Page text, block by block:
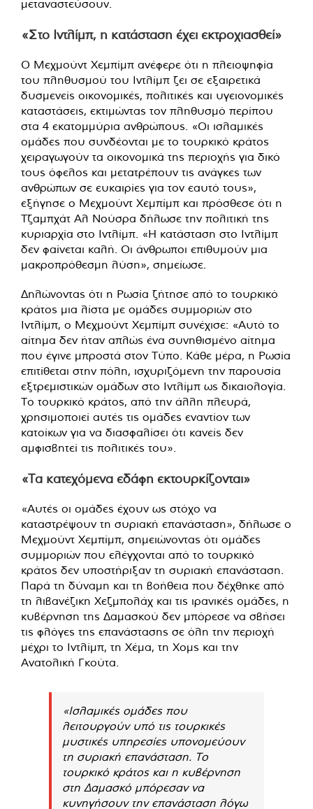
μεταναστεύσουν.
«Στο Ιντλίμπ, η κατάσταση έχει εκτροχιασθεί»
Ο Μεχμούντ Χεμπίμπ ανέφερε ότι η πλειοψηφία
του πληθυσμού του Ιντλίμπ ζει σε εξαιρετικά
δυσμενείς οικονομικές, πολιτικές και υγειονομικές
καταστάσεις, εκτιμώντας τον πληθυσμό περίπου
στα 4 εκατομμύρια ανθρώπους. «Οι ισλαμικές
ομάδες που συνδέονται με το τουρκικό κράτος
χειραγωγούν τα οικονομικά της περιοχής για δικό
τους όφελος και μετατρέπουν τις ανάγκες των
ανθρώπων σε ευκαιρίες για τον εαυτό τους»,
εξήγησε ο Μεχμούντ Χεμπίμπ και πρόσθεσε ότι η
Τζαμπχάτ Αλ Νούσρα δήλωσε την πολιτική της
κυριαρχία στο Ιντλίμπ. «Η κατάσταση στο Ιντλίμπ
δεν φαίνεται καλή. Οι άνθρωποι επιθυμούν μια
μακροπρόθεσμη λύση», σημείωσε.
Δηλώνοντας ότι η Ρωσία ζήτησε από το τουρκικό
κράτος μια λίστα με ομάδες συμμοριών στο
Ιντλίμπ, ο Μεχμούντ Χεμπίμπ συνέχισε: «Αυτό το
αίτημα δεν ήταν απλώς ένα συνηθισμένο αίτημα
που έγινε μπροστά στον Τύπο. Κάθε μέρα, η Ρωσία
επιτίθεται στην πόλη, ισχυριζόμενη την παρουσία
εξτρεμιστικών ομάδων στο Ιντλίμπ ως δικαιολογία.
Το τουρκικό κράτος, από την άλλη πλευρά,
χρησιμοποιεί αυτές τις ομάδες εναντίον των
κατοίκων για να διασφαλίσει ότι κανείς δεν
αμφισβητεί τις πολιτικές του».
«Τα κατεχόμενα εδάφη εκτουρκίζονται»
«Αυτές οι ομάδες έχουν ως στόχο να
καταστρέψουν τη συριακή επανάσταση», δήλωσε ο
Μεχμούντ Χεμπίμπ, σημειώνοντας ότι ομάδες
συμμοριών που ελέγχονται από το τουρκικό
κράτος δεν υποστήριξαν τη συριακή επανάσταση.
Παρά τη δύναμη και τη βοήθεια που δέχθηκε από
τη λιβανέζικη Χεζμπολάχ και τις ιρανικές ομάδες, η
κυβέρνηση της Δαμασκού δεν μπόρεσε να σβήσει
τις φλόγες της επανάστασης σε όλη την περιοχή
μέχρι το Ιντλίμπ, τη Χέμα, τη Χομς και την
Ανατολική Γκούτα.
«Ισλαμικές ομάδες που
λειτουργούν υπό τις τουρκικές
μυστικές υπηρεσίες υπονομεύουν
τη συριακή επανάσταση. Το
τουρκικό κράτος και η κυβέρνηση
στη Δαμασκό μπόρεσαν να
κυνηγήσουν την επανάσταση λόγω